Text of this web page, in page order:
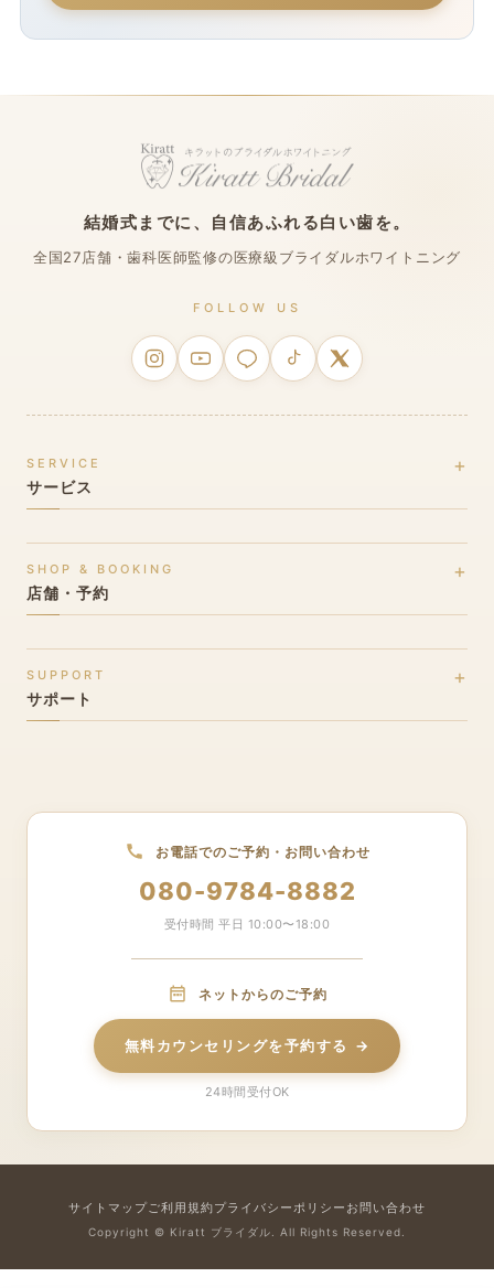
結婚式までに、自信あふれる白い歯を。
全国27店舗・歯科医師監修の医療級ブライダルホワイトニング
FOLLOW US
SERVICE
サービス
ブライダルホワイトニングとは
クイックプラン
お客様の声
SHOP & BOOKING
店舗・予約
店舗一覧(全国27店舗)
関東エリア
九州・沖縄エリア
無料カウンセリング予約
SUPPORT
サポート
お電話でのご予約・お問い合わせ
080-9784-8882
受付時間 平日 10:00〜18:00
ネットからのご予約
無料カウンセリングを予約する
24時間受付OK
サイトマップご利用規約プライバシーポリシー お問い合わせ
Copyright © Kiratt ブライダル. All Rights Reserved.